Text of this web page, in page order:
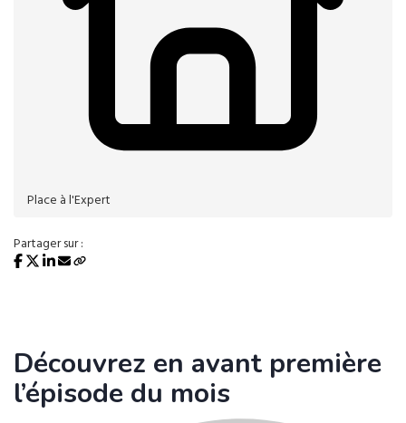
Place à l'Expert
Partager sur :
Découvrez en avant première
l’épisode du mois